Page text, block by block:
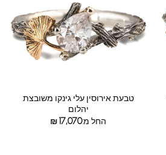
טבעת אירוסין עלי גינקו משובצת
יהלום
החל מ:
₪17,070